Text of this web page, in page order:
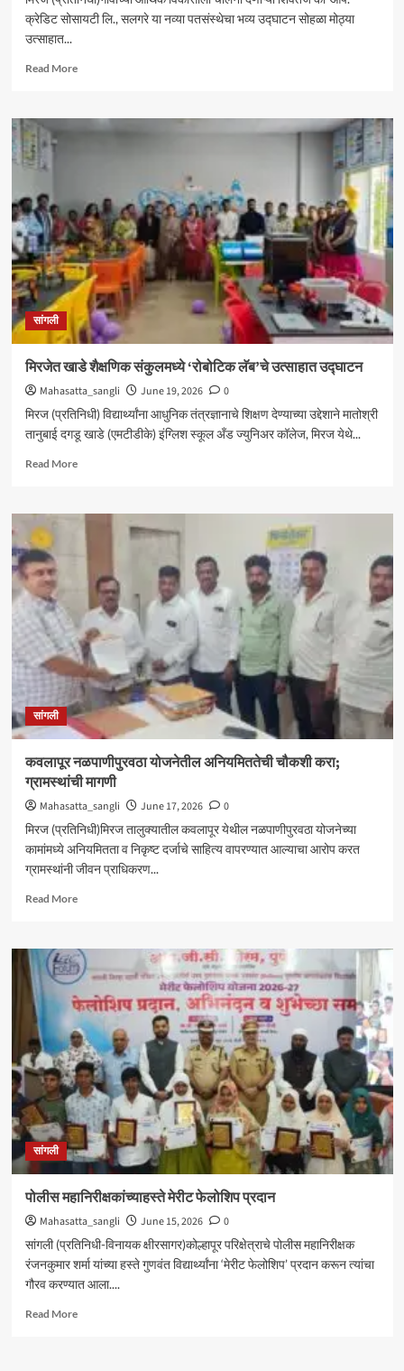
क्रेडिट सोसायटी लि., सलगरे या नव्या पतसंस्थेचा भव्य उद्घाटन सोहळा मोठ्या
उत्साहात...
Read MoreRead
सलगरेतील
सोसायटीचे
उत्साहात
उदघाटन
सांगली
मिरजेत खाडे शैक्षणिक संकुलमध्ये ‘रोबोटिक लॅब’चे उत्साहात उद्घाटन
Mahasatta_sangli June 19, 2026
0
मिरज (प्रतिनिधी) विद्यार्थ्यांना आधुनिक तंत्रज्ञानाचे शिक्षण देण्याच्या उद्देशाने मातोश्री
तानुबाई दगडू खाडे (एमटीडीके) इंग्लिश स्कूल अँड ज्युनिअर कॉलेज, मिरज येथे...
Read MoreRead
मिरजेत
लॅब’चे
उत्साहात
उद्घाटन
सांगली
कवलापूर नळपाणीपुरवठा योजनेतील अनियमिततेची चौकशी करा;
ग्रामस्थांची मागणी
Mahasatta_sangli June 17, 2026
0
मिरज (प्रतिनिधी)मिरज तालुक्यातील कवलापूर येथील नळपाणीपुरवठा योजनेच्या
कामांमध्ये अनियमितता व निकृष्ट दर्जाचे साहित्य वापरण्यात आल्याचा आरोप करत
ग्रामस्थांनी जीवन प्राधिकरण...
Read MoreRead
कवलापूर
नळपाणीपुरवठा
योजनेतील
अनियमिततेची
चौकशी
करा;
ग्रामस्थांची
मागणी
सांगली
पोलीस महानिरीक्षकांच्याहस्ते मेरीट फेलोशिप प्रदान
Mahasatta_sangli June 15, 2026
0
सांगली (प्रतिनिधी-विनायक क्षीरसागर)कोल्हापूर परिक्षेत्राचे पोलीस महानिरीक्षक
रंजनकुमार शर्मा यांच्या हस्ते गुणवंत विद्यार्थ्यांना ‘मेरीट फेलोशिप’ प्रदान करून त्यांचा
गौरव करण्यात आला....
Read MoreRead